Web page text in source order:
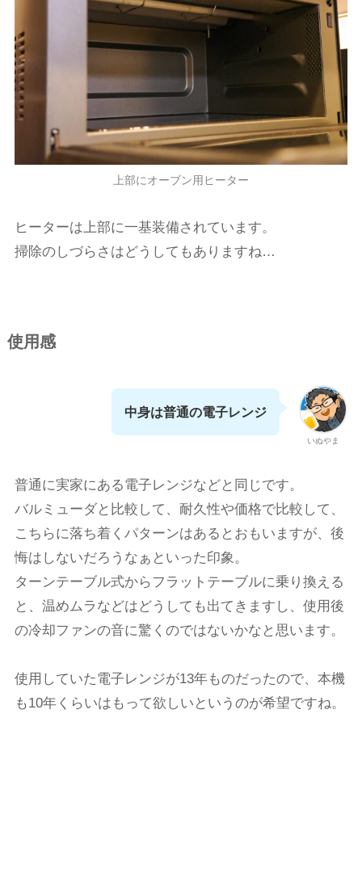
上部にオーブン用ヒーター
ヒーターは上部に一基装備されています。
掃除のしづらさはどうしてもありますね…
使用感
いぬやま
中身は普通の電子レンジ
普通に実家にある電子レンジなどと同じです。
バルミューダと比較して、耐久性や価格で比較して、
こちらに落ち着くパターンはあるとおもいますが、後
悔はしないだろうなぁといった印象。
ターンテーブル式からフラットテーブルに乗り換える
と、温めムラなどはどうしても出てきますし、使用後
の冷却ファンの音に驚くのではないかなと思います。
使用していた電子レンジが13年ものだったので、本機
も10年くらいはもって欲しいというのが希望ですね。